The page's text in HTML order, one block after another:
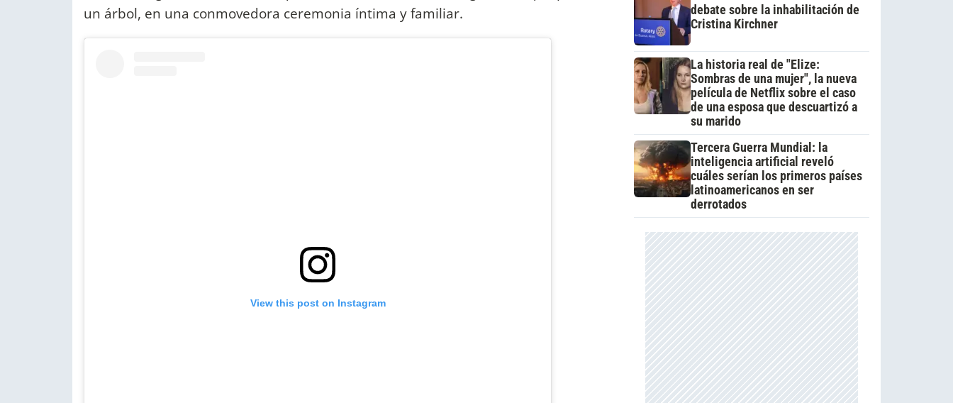
un árbol, en una conmovedora ceremonia íntima y familiar.
View this post on Instagram
debate sobre la inhabilitación de
Cristina Kirchner
La historia real de "Elize:
Sombras de una mujer", la nueva
película de Netflix sobre el caso
de una esposa que descuartizó a
su marido
Tercera Guerra Mundial: la
inteligencia artificial reveló
cuáles serían los primeros países
latinoamericanos en ser
derrotados